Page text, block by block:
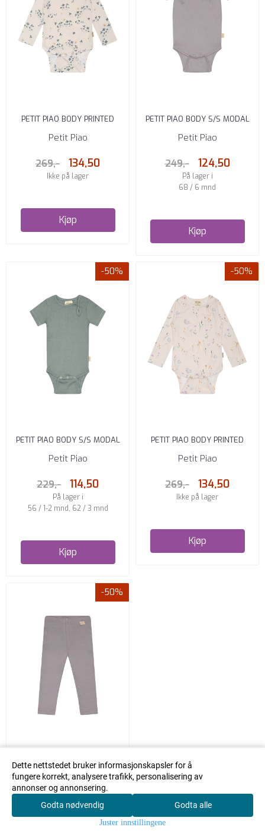
Søk
PETIT PIAO BODY PRINTED
CLOVER
Petit Piao
269,- 134,50
Ikke på lager
Kjøp
PETIT PIAO BODY S/S MODAL
FRILL DUSTY LAVENDER
Petit Piao
249,- 124,50
På lager i
68 / 6 mnd
Kjøp
-50%
PETIT PIAO BODY S/S MODAL
LIGHT PETROL
Petit Piao
229,- 114,50
På lager i
56 / 1-2 mnd, 62 / 3 mnd
Kjøp
-50%
PETIT PIAO BODY PRINTED
WILD
Petit Piao
269,- 134,50
Ikke på lager
Kjøp
-50%
PETIT PIAO LEGGING MODAL
DUSTY LAVENDER
Petit Piao
229,- 114,50
På lager i
Dette nettstedet bruker informasjonskapsler for å
fungere korrekt, analysere trafikk, personalisering av
annonser og annonsering.
Godta nødvendig
Godta alle
Juster innstillingene